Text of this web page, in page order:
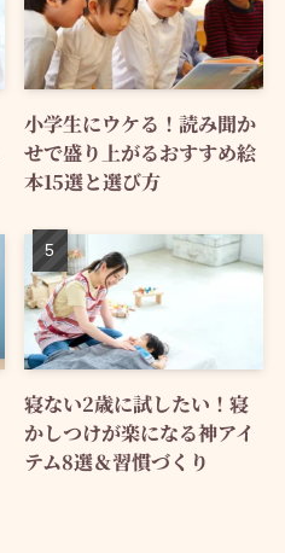
小学生にウケる！読み聞か
せで盛り上がるおすすめ絵
本15選と選び方
寝ない2歳に試したい！寝
かしつけが楽になる神アイ
テム8選＆習慣づくり